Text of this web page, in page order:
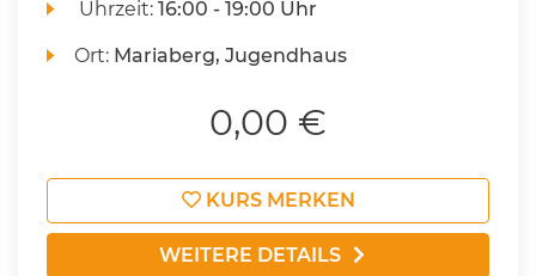
Uhrzeit:16:00 - 19:00 Uhr
Ort: Mariaberg, Jugendhaus
0,00 €
KURS MERKEN
WEITERE DETAILS